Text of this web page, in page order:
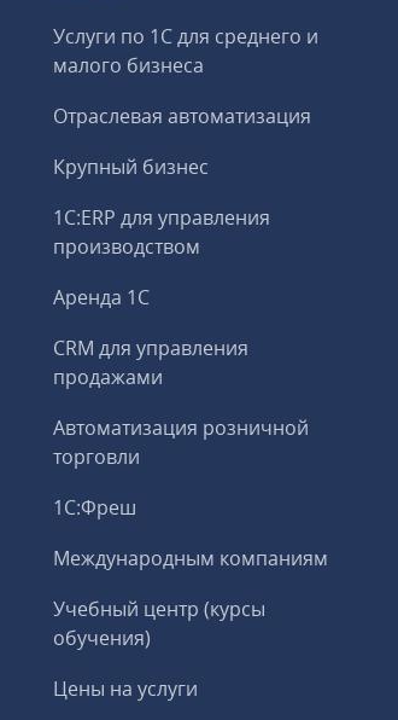
Услуги по 1С для среднего и
малого бизнеса
Отраслевая автоматизация
Крупный бизнес
1С:ERP для управления
производством
Аренда 1С
CRM для управления
продажами
Автоматизация розничной
торговли
1С:Фреш
Международным компаниям
Учебный центр (курсы
обучения)
Цены на услуги